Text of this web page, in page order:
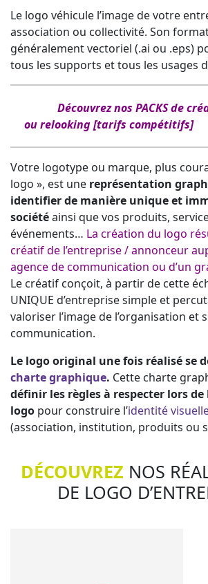
Le logo véhicule l’image de votre
association ou collectivité. Son
généralement vectoriel (.ai ou .eps)
tous les supports et tous les usages
Découvrez nos PACKS de
ou relooking [tarifs compétitifs]
Votre logotype ou marque, plus
logo », est une représentation
identifier de manière unique et
sociétéainsi que vos produits,
événements… La création du logo
créatif de l’entreprise / annonceur
agence de communication ou d’un
Le créatif conçoit, à partir de cette
UNIQUE d’entreprise simple et
valoriser l’image de l’organisation et
communication.
Le logo original une fois réalisé se
charte graphique. Cette charte
définir les règles à respecter lors
logo pour construire l’identité
(association, institution, produits ou
DÉCOUVREZ NOS
DE LOGO